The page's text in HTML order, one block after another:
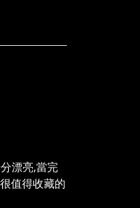
漂亮,當完
值得收藏的